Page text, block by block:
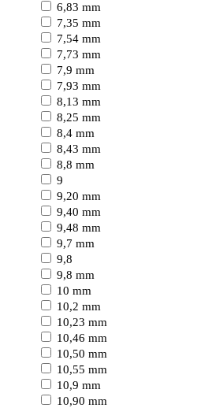
6,83 mm
7,35 mm
7,54 mm
7,73 mm
7,9 mm
7,93 mm
8,13 mm
8,25 mm
8,4 mm
8,43 mm
8,8 mm
9
9,20 mm
9,40 mm
9,48 mm
9,7 mm
9,8
9,8 mm
10 mm
10,2 mm
10,23 mm
10,46 mm
10,50 mm
10,55 mm
10,9 mm
10,90 mm